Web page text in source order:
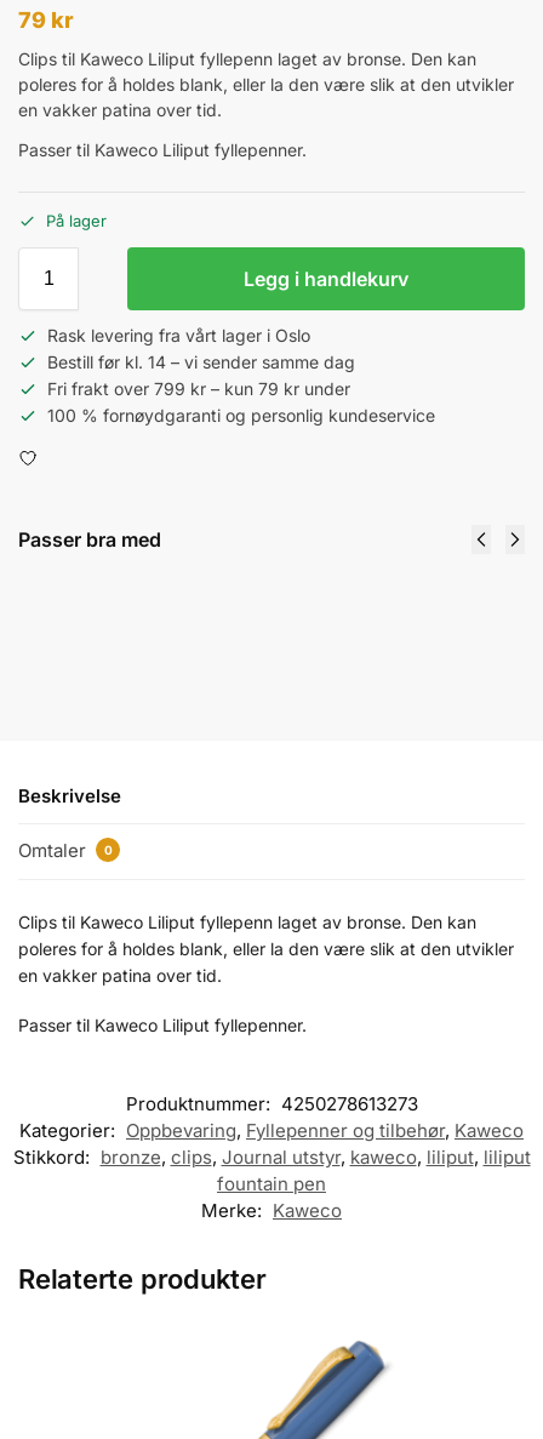
79 kr
Clips til Kaweco Liliput fyllepenn laget av bronse. Den kan
poleres for å holdes blank, eller la den være slik at den utvikler
en vakker patina over tid.
Passer til Kaweco Liliput fyllepenner.
På lager
Legg i handlekurv
Rask levering fra vårt lager i Oslo
Bestill før kl. 14 – vi sender samme dag
Fri frakt over 799 kr – kun 79 kr under
100 % fornøydgaranti og personlig kundeservice
Passer bra med
Beskrivelse
Omtaler 0
Clips til Kaweco Liliput fyllepenn laget av bronse. Den kan
poleres for å holdes blank, eller la den være slik at den utvikler
en vakker patina over tid.
Passer til Kaweco Liliput fyllepenner.
Produktnummer: 4250278613273
Kategorier: Oppbevaring, Fyllepenner og tilbehør, Kaweco
Stikkord: bronze, clips, Journal utstyr, kaweco, liliput, liliput
fountain pen
Merke: Kaweco
Relaterte produkter